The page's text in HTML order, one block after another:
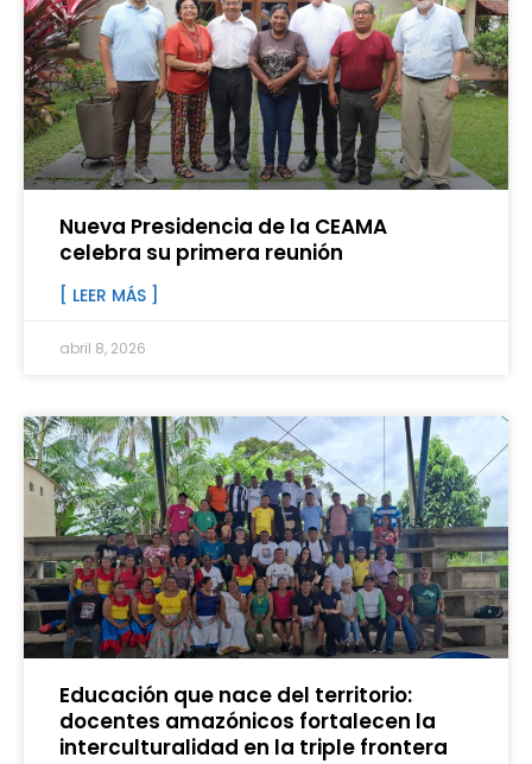
Nueva Presidencia de la CEAMA
celebra su primera reunión
[ LEER MÁS ]
abril 8, 2026
Educación que nace del territorio:
docentes amazónicos fortalecen la
interculturalidad en la triple frontera